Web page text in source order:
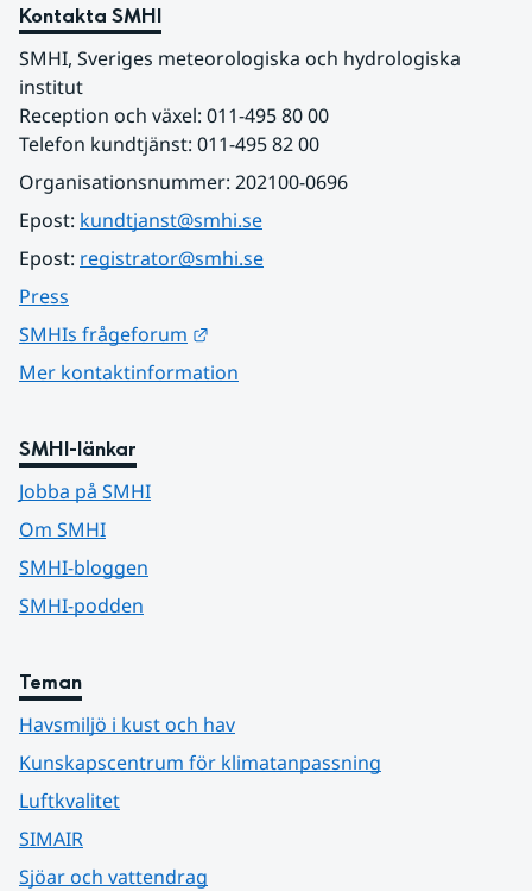
Kontakta SMHI
SMHI, Sveriges meteorologiska och hydrologiska
institut
Reception och växel: 011-495 80 00
Telefon kundtjänst: 011-495 82 00
Organisationsnummer: 202100-0696
Epost: kundtjanst@smhi.se
Epost: registrator@smhi.se
Press
SMHIs frågeforum
Mer kontaktinformation
SMHI-länkar
Jobba på SMHI
Om SMHI
SMHI-bloggen
SMHI-podden
Teman
Havsmiljö i kust och hav
Kunskapscentrum för klimatanpassning
Luftkvalitet
SIMAIR
Sjöar och vattendrag